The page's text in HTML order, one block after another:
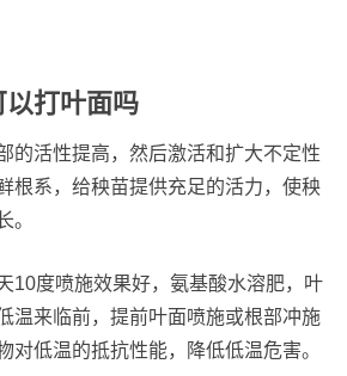
打叶面吗
的活性提高，然后激活和扩大不定性
根系，给秧苗提供充足的活力，使秧
。
10度喷施效果好，氨基酸水溶肥，叶
温来临前，提前叶面喷施或根部冲施
对低温的抵抗性能，降低低温危害。